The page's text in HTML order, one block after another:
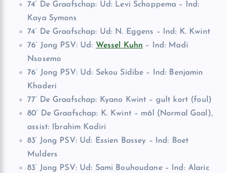
74’ De Graafschap: Ud: Levi Schoppema – Ind:
Kaya Symons
74’ De Graafschap: Ud: N. Eggens – Ind: K. Kwint
76’ Jong PSV: Ud: Wessel Kuhn – Ind: Madi
Nsosemo
76’ Jong PSV: Ud: Sekou Sidibe – Ind: Benjamin
Khaderi
77’ De Graafschap: Kyano Kwint – gult kort (foul)
80’ De Graafschap: K. Kwint – mål (Normal Goal),
assist: Ibrahim Kadiri
83’ Jong PSV: Ud: Essien Bassey – Ind: Boet
Mulders
83’ Jong PSV: Ud: Sami Bouhoudane – Ind: Alaric